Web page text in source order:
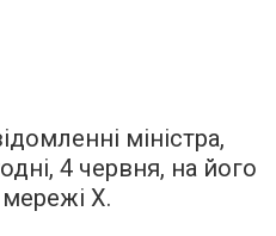
міністра,
4 червня, на його
мережі Х.